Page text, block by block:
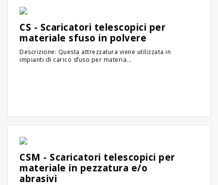
CS - Scaricatori telescopici per
materiale sfuso in polvere
Descrizione: Questa attrezzatura viene utilizzata in
impianti di carico sfuso per materia...
CSM - Scaricatori telescopici per
materiale in pezzatura e/o
abrasivi